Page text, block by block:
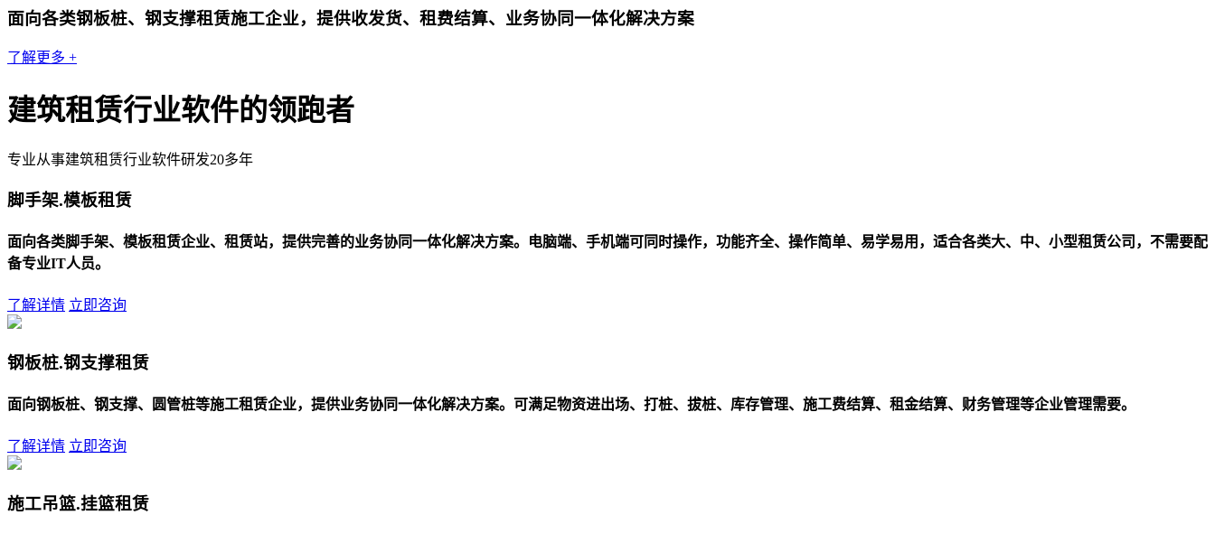
面向各类钢板桩、钢支撑租赁施工企业，提供收发货、租费结算、业务协同一体化解决方案
了解更多 +
建筑租赁行业软件的领跑者
专业从事建筑租赁行业软件研发20多年
脚手架.模板租赁
面向各类脚手架、模板租赁企业、租赁站，提供完善的业务协同一体化解决方案。电脑端、手机端可同时操作，功能齐全、操作简单、易学易用，适合各类大、中、小型租赁公司，不需要配
备专业IT人员。
了解详情 立即咨询
钢板桩.钢支撑租赁
面向钢板桩、钢支撑、圆管桩等施工租赁企业，提供业务协同一体化解决方案。可满足物资进出场、打桩、拔桩、库存管理、施工费结算、租金结算、财务管理等企业管理需要。
了解详情 立即咨询
施工吊篮.挂篮租赁